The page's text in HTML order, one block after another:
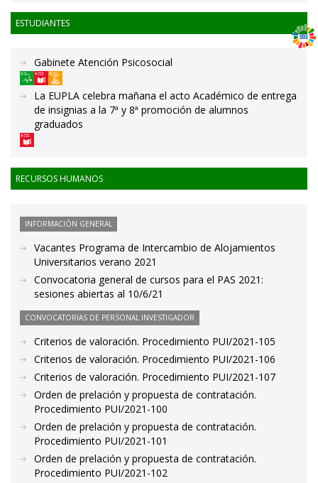
ESTUDIANTES
Gabinete Atención Psicosocial
La EUPLA celebra mañana el acto Académico de entrega
de insignias a la 7ª y 8ª promoción de alumnos
graduados
RECURSOS HUMANOS
INFORMACIÓN GENERAL
Vacantes Programa de Intercambio de Alojamientos
Universitarios verano 2021
Convocatoria general de cursos para el PAS 2021:
sesiones abiertas al 10/6/21
CONVOCATORIAS DE PERSONAL INVESTIGADOR
Criterios de valoración. Procedimiento PUI/2021-105
Criterios de valoración. Procedimiento PUI/2021-106
Criterios de valoración. Procedimiento PUI/2021-107
Orden de prelación y propuesta de contratación.
Procedimiento PUI/2021-100
Orden de prelación y propuesta de contratación.
Procedimiento PUI/2021-101
Orden de prelación y propuesta de contratación.
Procedimiento PUI/2021-102